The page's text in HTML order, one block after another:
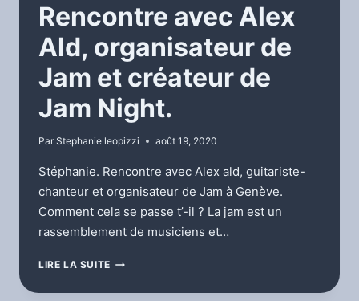
Rencontre avec Alex
Ald, organisateur de
Jam et créateur de
Jam Night.
Par Stephanie leopizzi août 19, 2020
Stéphanie. Rencontre avec Alex ald, guitariste-
chanteur et organisateur de Jam à Genève.
Comment cela se passe t’-il ? La jam est un
rassemblement de musiciens et…
LIRE LA SUITE RENCONTRE
ALEX